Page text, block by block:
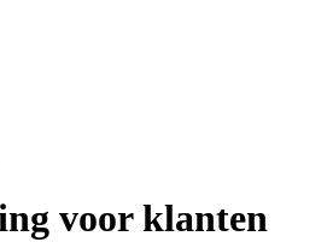
voor klanten